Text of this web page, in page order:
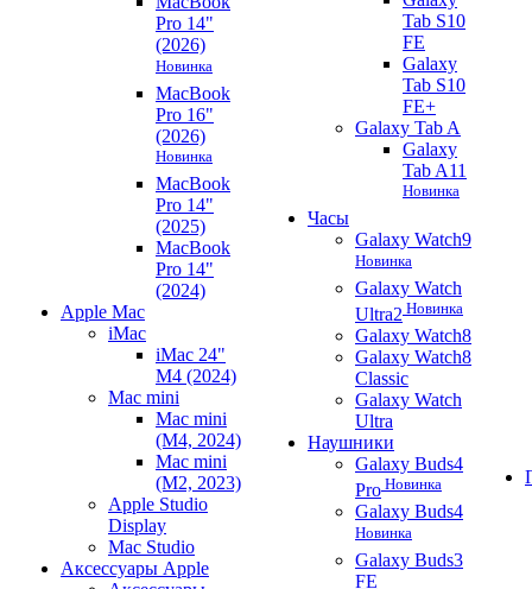
Pro 14"
(2026)
Новинка
MacBook
Pro 16"
(2026)
Новинка
MacBook
Pro 14"
(2025)
MacBook
Pro 14"
(2024)
Apple Mac
iMac
iMac 24"
M4 (2024)
Mac mini
Mac mini
(M4, 2024)
Mac mini
(M2, 2023)
Apple Studio
Display
Mac Studio
Аксессуары Apple
Tab S10
FE
Galaxy
Tab S10
FE+
Galaxy Tab A
Galaxy
Tab A11
Новинка
Часы
Galaxy Watch9
Новинка
Galaxy Watch
Ultra2 Новинка
Galaxy Watch8
Galaxy Watch8
Classic
Galaxy Watch
Ultra
Наушники
Galaxy Buds4
Pro Новинка
Galaxy Buds4
Новинка
Galaxy Buds3
FE